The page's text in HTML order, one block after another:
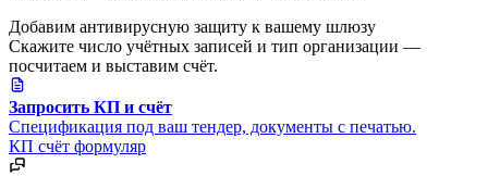
Добавим антивирусную защиту к вашему шлюзу
Скажите число учётных записей и тип организации —
посчитаем и выставим счёт.
Запросить КП и счёт
Спецификация под ваш тендер, документы с печатью.
КП счёт формуляр